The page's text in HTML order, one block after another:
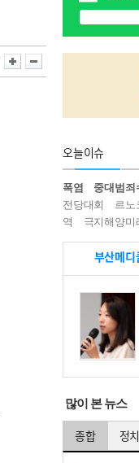
오늘이슈
폭염 중대범죄
전당대회
르노
역
극지해양미
부산메디
많이 본 뉴스
종합 정치